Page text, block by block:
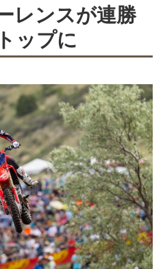
レンスが連勝
ップに